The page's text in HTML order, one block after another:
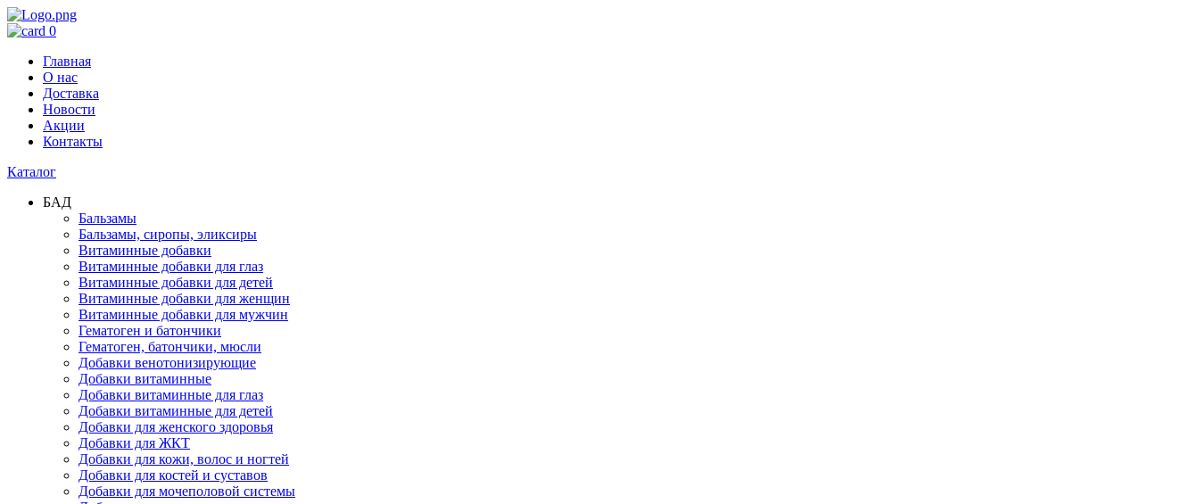
0
Главная
О нас
Доставка
Новости
Акции
Контакты
Каталог
БАД
Бальзамы
Бальзамы, сиропы, эликсиры
Витаминные добавки
Витаминные добавки для глаз
Витаминные добавки для детей
Витаминные добавки для женщин
Витаминные добавки для мужчин
Гематоген и батончики
Гематоген, батончики, мюсли
Добавки венотонизирующие
Добавки витаминные
Добавки витаминные для глаз
Добавки витаминные для детей
Добавки для женского здоровья
Добавки для ЖКТ
Добавки для кожи, волос и ногтей
Добавки для костей и суставов
Добавки для мочеполовой системы